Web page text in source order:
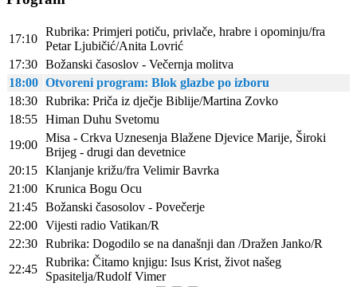
17:10
Rubrika: Primjeri potiču, privlače, hrabre i opominju/fra
Petar Ljubičić/Anita Lovrić
17:30 Božanski časoslov - Večernja molitva
18:00 Otvoreni program: Blok glazbe po izboru
18:30 Rubrika: Priča iz dječje Biblije/Martina Zovko
18:55 Himan Duhu Svetomu
19:00
Misa - Crkva Uznesenja Blažene Djevice Marije, Široki
Brijeg - drugi dan devetnice
20:15 Klanjanje križu/fra Velimir Bavrka
21:00 Krunica Bogu Ocu
21:45 Božanski časosolov - Povečerje
22:00 Vijesti radio Vatikan/R
22:30 Rubrika: Dogodilo se na današnji dan /Dražen Janko/R
22:45
Rubrika: Čitamo knjigu: Isus Krist, život našeg
Spasitelja/Rudolf Vimer